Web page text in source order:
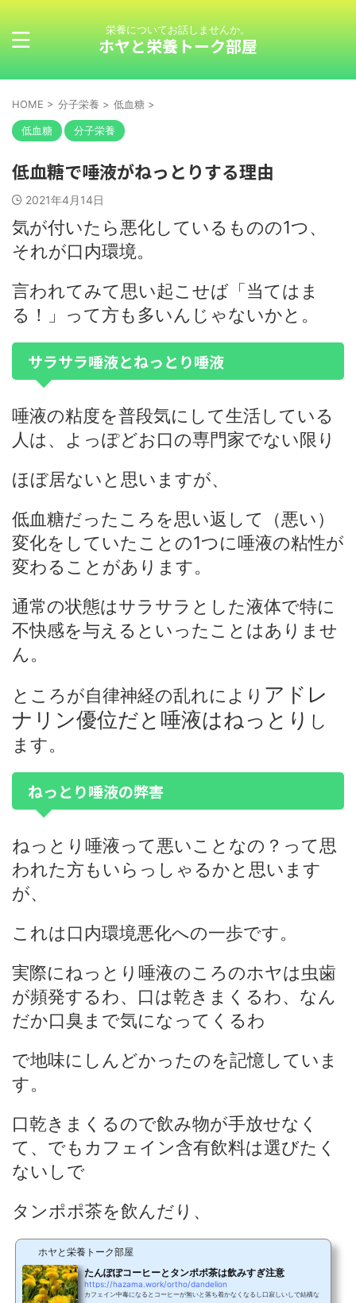
栄養についてお話しませんか。
ホヤと栄養トーク部屋
HOME > 分子栄養 > 低血糖 >
低血糖 分子栄養
低血糖で唾液がねっとりする理由
2021年4月14日
気が付いたら悪化しているものの1つ、
それが口内環境。
言われてみて思い起こせば「当てはま
る！」って方も多いんじゃないかと。
サラサラ唾液とねっとり唾液
唾液の粘度を普段気にして生活している
人は、よっぽどお口の専門家でない限り
ほぼ居ないと思いますが、
低血糖だったころを思い返して（悪い）
変化をしていたことの1つに唾液の粘性が
変わることがあります。
通常の状態はサラサラとした液体で特に
不快感を与えるといったことはありませ
ん。
ところが自律神経の乱れにより アドレ
ナリン優位だと唾液はねっとり し
ます。
ねっとり唾液の弊害
ねっとり唾液って悪いことなの？って思
われた方もいらっしゃるかと思います
が、
これは口内環境悪化への一歩です。
実際にねっとり唾液のころのホヤは虫歯
が頻発するわ、口は乾きまくるわ、なん
だか口臭まで気になってくるわ
で地味にしんどかったのを記憶していま
す。
口乾きまくるので飲み物が手放せなく
て、でもカフェイン含有飲料は選びたく
ないしで
タンポポ茶を飲んだり、
ホヤと栄養トーク部屋
たんぽぽコーヒーとタンポポ茶は飲みすぎ注意
https://hazama.work/ortho/dandelion
カフェイン中毒になるとコーヒーが無いと落ち着かなくなるし口寂しいしで結構な